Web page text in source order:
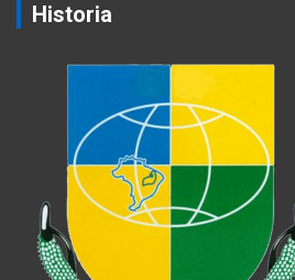
Historia